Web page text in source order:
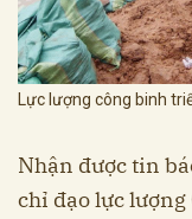
Lực lượng công binh
Nhận được tin
chỉ đạo lực